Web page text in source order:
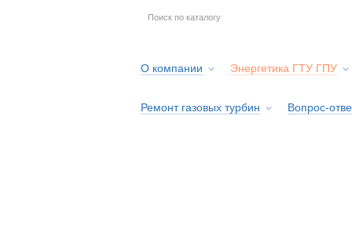
О компании Энергетика ГТУ ГПУ
Ремонт газовых турбин Вопрос-